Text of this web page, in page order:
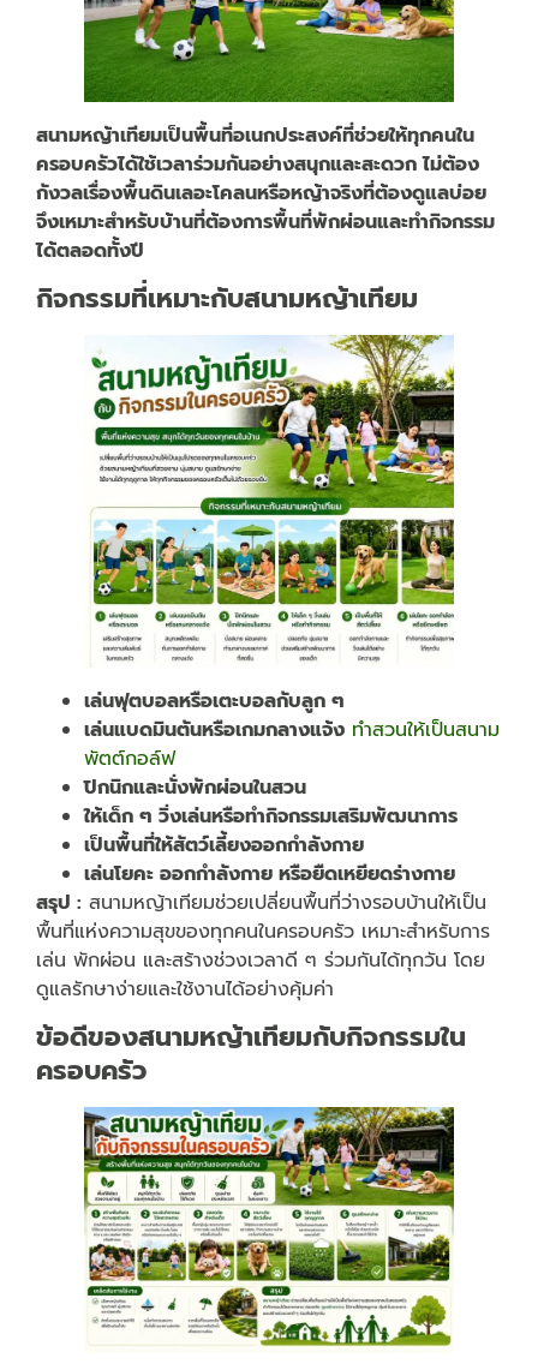
สนามหญ้าเทียมเป็นพื้นที่อเนกประสงค์ที่ช่วยให้ทุกคนใน
ครอบครัวได้ใช้เวลาร่วมกันอย่างสนุกและสะดวก ไม่ต้อง
กังวลเรื่องพื้นดินเลอะโคลนหรือหญ้าจริงที่ต้องดูแลบ่อย
จึงเหมาะสำหรับบ้านที่ต้องการพื้นที่พักผ่อนและทำกิจกรรม
ได้ตลอดทั้งปี
กิจกรรมที่เหมาะกับสนามหญ้าเทียม
เล่นฟุตบอลหรือเตะบอลกับลูก ๆ
เล่นแบดมินตันหรือเกมกลางแจ้ง ทำสวนให้เป็นสนาม
พัตต์กอล์ฟ
ปิกนิกและนั่งพักผ่อนในสวน
ให้เด็ก ๆ วิ่งเล่นหรือทำกิจกรรมเสริมพัฒนาการ
เป็นพื้นที่ให้สัตว์เลี้ยงออกกำลังกาย
เล่นโยคะ ออกกำลังกาย หรือยืดเหยียดร่างกาย
สรุป : สนามหญ้าเทียมช่วยเปลี่ยนพื้นที่ว่างรอบบ้านให้เป็น
พื้นที่แห่งความสุขของทุกคนในครอบครัว เหมาะสำหรับการ
เล่น พักผ่อน และสร้างช่วงเวลาดี ๆ ร่วมกันได้ทุกวัน โดย
ดูแลรักษาง่ายและใช้งานได้อย่างคุ้มค่า
ข้อดีของสนามหญ้าเทียมกับกิจกรรมใน
ครอบครัว